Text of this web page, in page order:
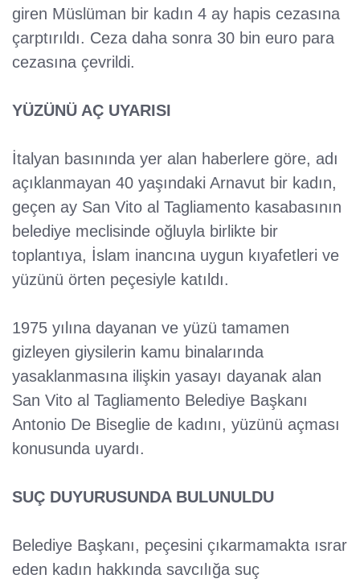
giren Müslüman bir kadın 4 ay hapis cezasına
çarptırıldı. Ceza daha sonra 30 bin euro para
cezasına çevrildi.
YÜZÜNÜ AÇ UYARISI
İtalyan basınında yer alan haberlere göre, adı
açıklanmayan 40 yaşındaki Arnavut bir kadın,
geçen ay San Vito al Tagliamento kasabasının
belediye meclisinde oğluyla birlikte bir
toplantıya, İslam inancına uygun kıyafetleri ve
yüzünü örten peçesiyle katıldı.
1975 yılına dayanan ve yüzü tamamen
gizleyen giysilerin kamu binalarında
yasaklanmasına ilişkin yasayı dayanak alan
San Vito al Tagliamento Belediye Başkanı
Antonio De Biseglie de kadını, yüzünü açması
konusunda uyardı.
SUÇ DUYURUSUNDA BULUNULDU
Belediye Başkanı, peçesini çıkarmamakta ısrar
eden kadın hakkında savcılığa suç